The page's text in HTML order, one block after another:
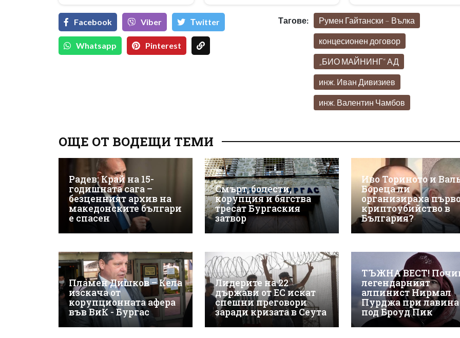
Facebook Viber Тwitter
Whatsapp Pinterest
Тагове: Румен Гайтански – Вълка
концесионен договор
„БИО МАЙНИНГ“ АД
инж. Иван Дивизиев
инж. Валентин Чамбов
ОЩЕ ОТ ВОДЕЩИ ТЕМИ
Радев: Край на 15-
годишната сага –
безценният архив на
македонските българи
е спасен
Смърт, болести,
корупция и бягства
тресат Бургаския
затвор
Иво Ториното и
Бореца ли
организираха
криптоубийство в
България?
Пламен Дишков – Кела
изскача от
корупционната афера
във ВиК - Бургас
Лидерите на 22
държави от ЕС искат
спешни преговори
заради кризата в Сеута
ТЪЖНА ВЕСТ!
легендарният
алпинист Нирмал
Пурджа при лавина
под Броуд Пик